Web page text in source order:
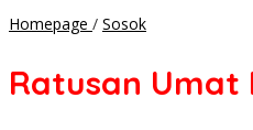
Homepage / SosokRatusan
Tebing
Ratusan Umat